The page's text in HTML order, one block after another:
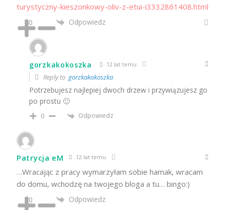
turystyczny-kieszonkowy-oliv-z-etui-i3332861408.html
0 Odpowiedz
gorzkakokoszka 12 lat temu
Reply to gorzkakokoszka
Potrzebujesz najlepiej dwoch drzew i przywiązujesz go
po prostu 🙂
0 Odpowiedz
Patrycja eM 12 lat temu
…Wracając z pracy wymarzyłam sobie hamak, wracam
do domu, wchodzę na twojego bloga a tu… bingo:)
0 Odpowiedz